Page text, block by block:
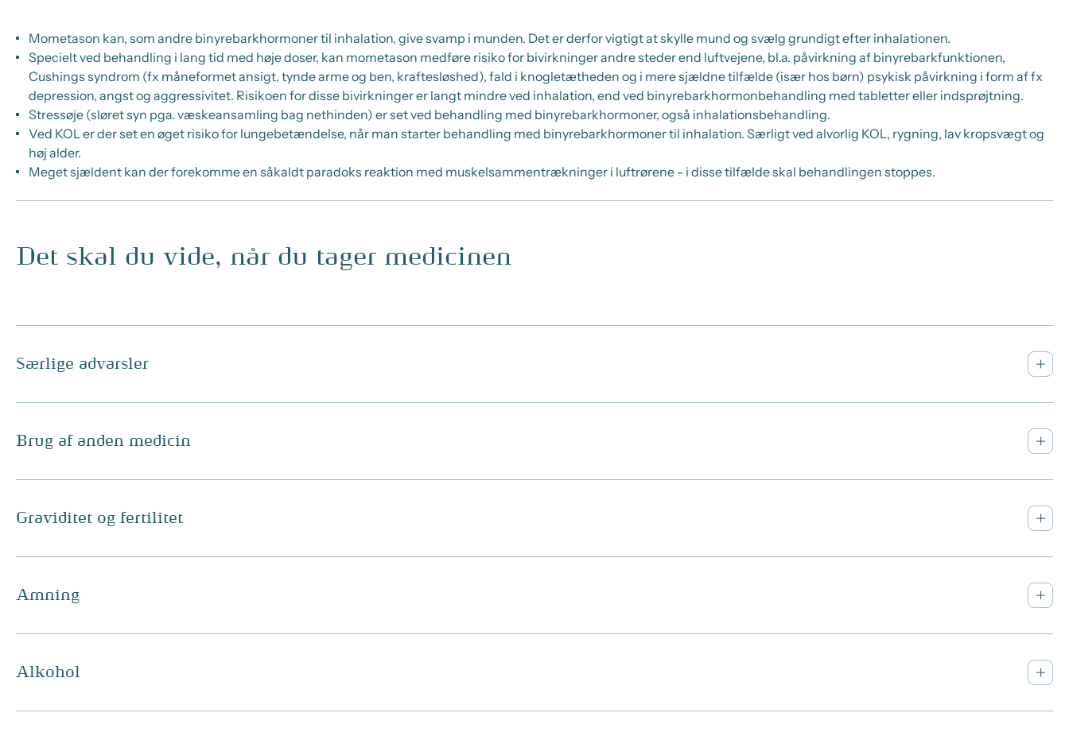
Mometason kan, som andre binyrebarkhormoner til inhalation, give svamp i munden. Det er derfor vigtigt at skylle mund og svælg grundigt efter inhalationen.
Specielt ved behandling i lang tid med høje doser, kan mometason medføre risiko for bivirkninger andre steder end luftvejene, bl.a. påvirkning af binyrebarkfunktionen,
Cushings syndrom (fx måneformet ansigt, tynde arme og ben, kraftesløshed), fald i knogletætheden og i mere sjældne tilfælde (især hos børn) psykisk påvirkning i form af fx
depression, angst og aggressivitet. Risikoen for disse bivirkninger er langt mindre ved inhalation, end ved binyrebarkhormonbehandling med tabletter eller indsprøjtning.
Stressøje (sløret syn pga. væskeansamling bag nethinden) er set ved behandling med binyrebarkhormoner, også inhalationsbehandling.
Ved KOL er der set en øget risiko for lungebetændelse, når man starter behandling med binyrebarkhormoner til inhalation. Særligt ved alvorlig KOL, rygning, lav kropsvægt og
høj alder.
Meget sjældent kan der forekomme en såkaldt paradoks reaktion med muskelsammentrækninger i luftrørene - i disse tilfælde skal behandlingen stoppes.
Det skal du vide, når du tager medicinen
Særlige advarsler
Brug af anden medicin
Graviditet og fertilitet
Amning
Alkohol